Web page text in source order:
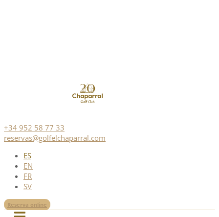
+34 952 58 77 33
reservas@golfelchaparral.com
ES
EN
FR
SV
Reserva online